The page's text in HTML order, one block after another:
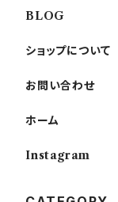
BLOG
ショップについて
お問い合わせ
ホーム
Instagram